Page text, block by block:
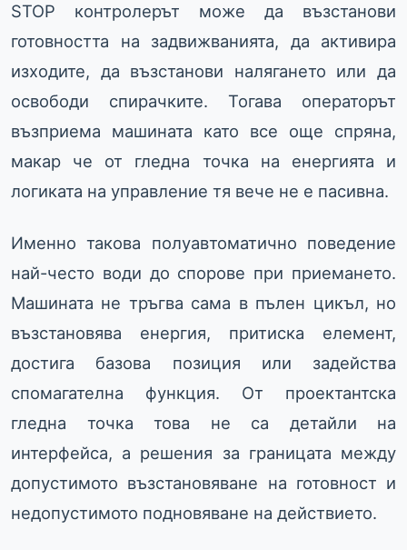
STOP контролерът може да възстанови
готовността на задвижванията, да активира
изходите, да възстанови налягането или да
освободи спирачките. Тогава операторът
възприема машината като все още спряна,
макар че от гледна точка на енергията и
логиката на управление тя вече не е пасивна.
Именно такова полуавтоматично поведение
най-често води до спорове при приемането.
Машината не тръгва сама в пълен цикъл, но
възстановява енергия, притиска елемент,
достига базова позиция или задейства
спомагателна функция. От проектантска
гледна точка това не са детайли на
интерфейса, а решения за границата между
допустимото възстановяване на готовност и
недопустимото подновяване на действието.